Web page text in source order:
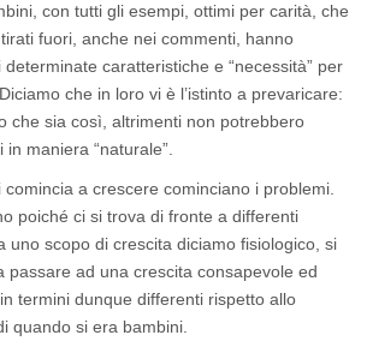
con tutti gli esempi, ottimi per carità, che
fuori, anche nei commenti, hanno
determinate caratteristiche e “necessità” per
che in loro vi è l’istinto a prevaricare:
che sia così, altrimenti non potrebbero
in maniera “naturale”.
comincia a crescere cominciano i problemi.
poiché ci si trova di fronte a differenti
uno scopo di crescita diciamo fisiologico, si
passare ad una crescita consapevole ed
termini dunque differenti rispetto allo
quando si era bambini.